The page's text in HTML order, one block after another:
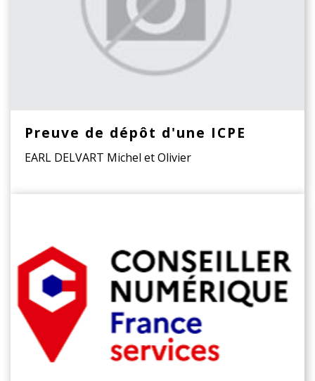
Preuve de dépôt d'une ICPE
EARL DELVART Michel et Olivier